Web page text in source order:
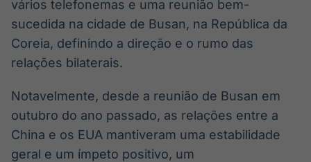
vários telefonemas e uma reunião bem-
sucedida na cidade de Busan, na República da
Coreia, definindo a direção e o rumo das
relações bilaterais.
Notavelmente, desde a reunião de Busan em
outubro do ano passado, as relações entre a
China e os EUA mantiveram uma estabilidade
geral e um ímpeto positivo, um